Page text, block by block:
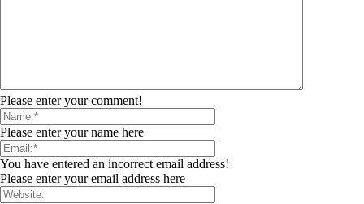
Please enter your comment!
Please enter your name here
You have entered an incorrect email address!
Please enter your email address here